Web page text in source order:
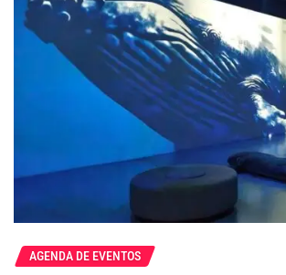
AGENDA DE EVENTOS